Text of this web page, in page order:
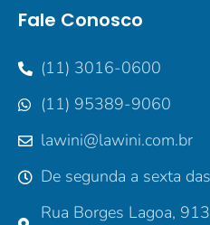
Fale Conosco
(11) 3016-0600
(11) 95389-9060
lawini@lawini.com.br
De segunda a sexta
Rua Borges Lagoa,